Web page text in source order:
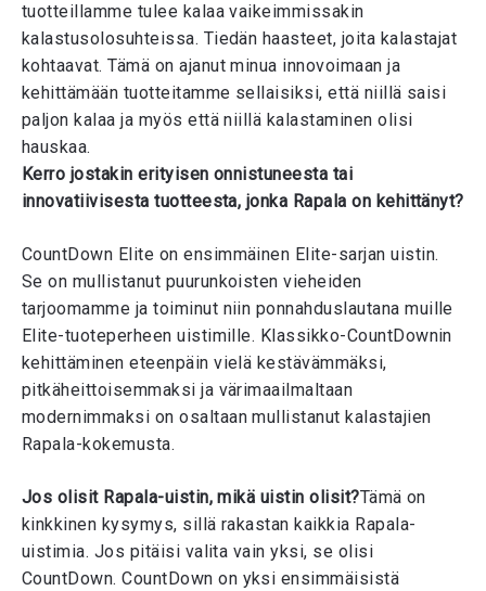
tuotteillamme tulee kalaa vaikeimmissakin
kalastusolosuhteissa. Tiedän haasteet, joita kalastajat
kohtaavat. Tämä on ajanut minua innovoimaan ja
kehittämään tuotteitamme sellaisiksi, että niillä saisi
paljon kalaa ja myös että niillä kalastaminen olisi
hauskaa.
Kerro jostakin erityisen onnistuneesta tai
innovatiivisesta tuotteesta, jonka Rapala on kehittänyt?
CountDown Elite on ensimmäinen Elite-sarjan uistin.
Se on mullistanut puurunkoisten vieheiden
tarjoomamme ja toiminut niin ponnahduslautana muille
Elite-tuoteperheen uistimille. Klassikko-CountDownin
kehittäminen eteenpäin vielä kestävämmäksi,
pitkäheittoisemmaksi ja värimaailmaltaan
modernimmaksi on osaltaan mullistanut kalastajien
Rapala-kokemusta.
Jos olisit Rapala-uistin, mikä uistin olisit?Tämä on
kinkkinen kysymys, sillä rakastan kaikkia Rapala-
uistimia. Jos pitäisi valita vain yksi, se olisi
CountDown. CountDown on yksi ensimmäisistä